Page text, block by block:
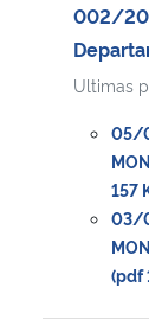
002/
Ultimas
05/
157
03/
(pdf